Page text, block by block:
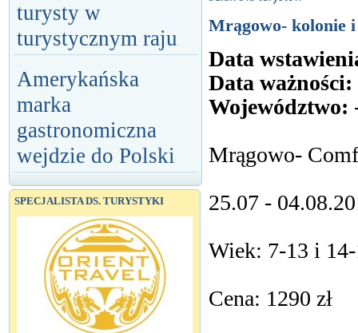
turysty w
turystycznym raju
Amerykańska
marka
gastronomiczna
wejdzie do Polski
SPECJALISTA DS. TURYSTYKI
Mrągowo- kolonie
Data
Data ważności:
Województwo:
Mrągowo-
25.07 -
Wiek: 7-13 i
Cena: 1290 zł